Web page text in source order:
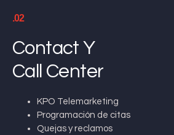
.02
Contact Y
Call Center
KPO Telemarketing
Programación de citas
Quejas y reclamos